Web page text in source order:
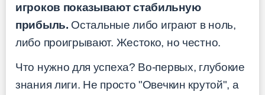
игроков показывают стабильную
прибыль. Остальные либо играют в ноль,
либо проигрывают. Жестоко, но честно.
Что нужно для успеха? Во-первых, глубокие
знания лиги. Не просто "Овечкин крутой", а